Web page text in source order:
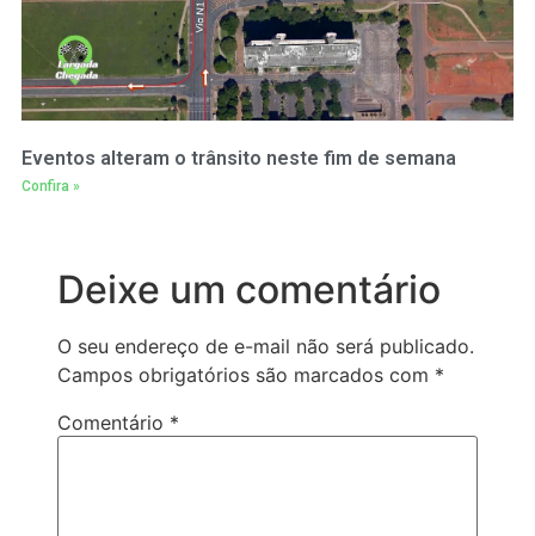
Eventos alteram o trânsito neste fim de semana
Confira »
Deixe um comentário
O seu endereço de e-mail não será publicado.
Campos obrigatórios são marcados com *
Comentário *